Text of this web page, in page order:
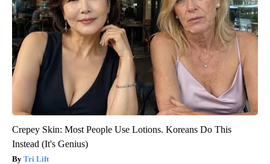
Crepey Skin: Most People Use Lotions. Koreans Do This
Instead (It's Genius)
Tri Lift